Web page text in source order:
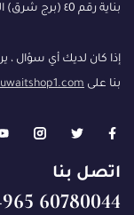
بناية رقم ٤0 (برج شرق) الدور الرابع
إذا كان لديك أي سؤال ،
بنا على
اتصل بنا
60780044 965+